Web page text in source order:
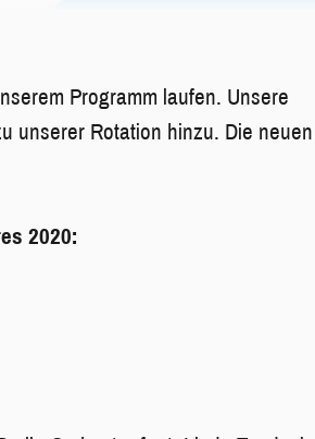
Programm laufen. Unsere
unserer Rotation hinzu. Die neuen
2020: